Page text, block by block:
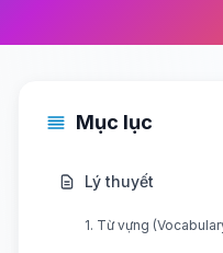
Mục lục
Lý thuyết
1. Từ vựng